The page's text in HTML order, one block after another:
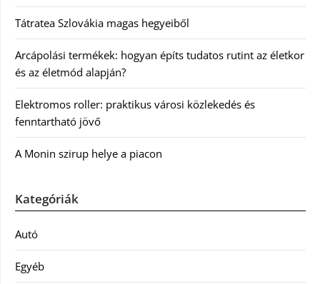
Tátratea Szlovákia magas hegyeiből
Arcápolási termékek: hogyan építs tudatos rutint az életkor
és az életmód alapján?
Elektromos roller: praktikus városi közlekedés és
fenntartható jövő
A Monin szirup helye a piacon
Kategóriák
Autó
Egyéb